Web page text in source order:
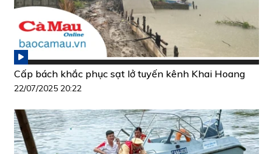
Cấp bách khắc phục sạt lở tuyến kênh Khai Hoang
22/07/2025 20:22